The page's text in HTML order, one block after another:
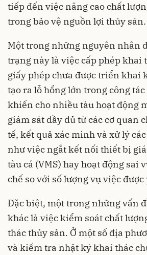
tiếp đến việc nâng cao chất
trong bảo vệ nguồn lợi thủy sản.
Một trong những nguyên nhân
trạng này là việc cấp phép khai
giấy phép chưa được triển khai
tạo ra lỗ hổng lớn trong công
khiến cho nhiều tàu hoạt động
giám sát đầy đủ từ các cơ quan
tế, kết quả xác minh và xử lý
như việc ngắt kết nối thiết bị
tàu cá (VMS) hay hoạt động sai
chế so với số lượng vụ việc
Đặc biệt, một trong những vấn
khác là việc kiểm soát chất
thác thủy sản. Ở một số địa
và kiểm tra nhật ký khai thác